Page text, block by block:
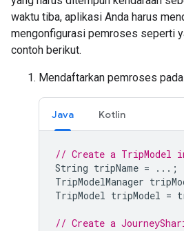
waktu tiba, aplikasi Anda harus
mengonfigurasi pemroses seperti
contoh berikut.
Mendaftarkan pemroses
Java Kotlin
// Create a
String tripName =
...;
TripModelManager
TripModel tripModel =
// Create a